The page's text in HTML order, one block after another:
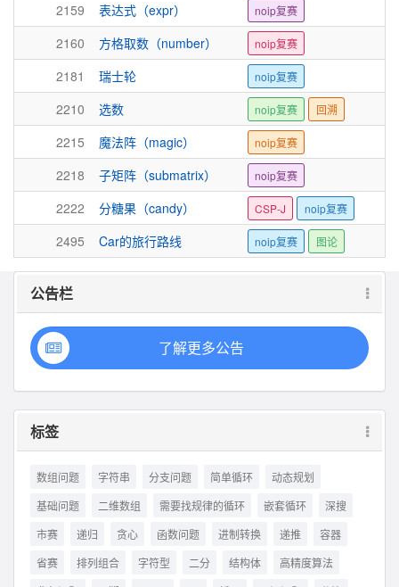
2159 表达式（expr） noip复赛
2160 方格取数（number） noip复赛
2181 瑞士轮 noip复赛
2210 选数 noip复赛 回溯
2215 魔法阵（magic） noip复赛
2218 子矩阵（submatrix） noip复赛
2222 分糖果（candy） CSP-J noip复赛
2495 Car的旅行路线 noip复赛 图论
公告栏
了解更多公告
标签
数组问题 字符串 分支问题 简单循环
动态规划
基础问题
二维数组 需要找规律的循环 嵌套循环
深搜
市赛
递归 贪心 函数问题 进制转换 递推
容器
省赛
排列组合 字符型 二分 结构体
高精度算法